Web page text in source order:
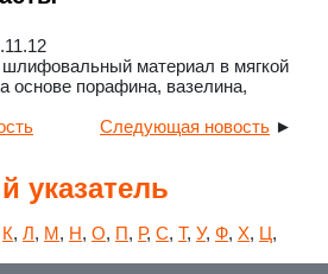
материал в мягкой
основе порафина, вазелина,
Следующая новость ►
указатель
К, Л, М, Н, О, П, Р, С, Т, У, Ф, Х, Ц,